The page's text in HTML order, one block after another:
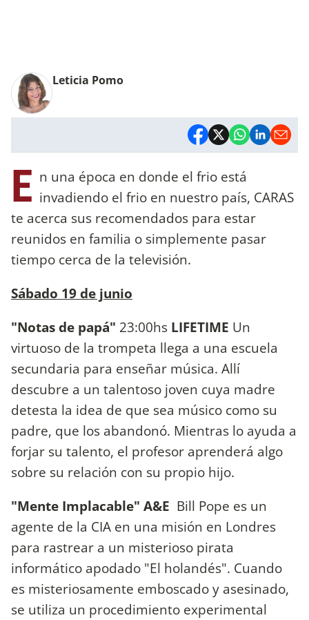
Leticia Pomo
E n una época en donde el frio está
invadiendo el frio en nuestro país, CARAS
te acerca sus recomendados para estar
reunidos en familia o simplemente pasar
tiempo cerca de la televisión.
Sábado 19 de junio
"Notas de papá" 23:00hs LIFETIME Un
virtuoso de la trompeta llega a una escuela
secundaria para enseñar música. Allí
descubre a un talentoso joven cuya madre
detesta la idea de que sea músico como su
padre, que los abandonó. Mientras lo ayuda a
forjar su talento, el profesor aprenderá algo
sobre su relación con su propio hijo.
"Mente Implacable" A&E Bill Pope es un
agente de la CIA en una misión en Londres
para rastrear a un misterioso pirata
informático apodado "El holandés". Cuando
es misteriosamente emboscado y asesinado,
se utiliza un procedimiento experimental